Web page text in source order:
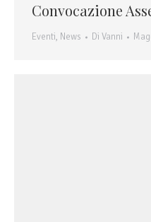
Convocazione
Eventi, News Di Vanni